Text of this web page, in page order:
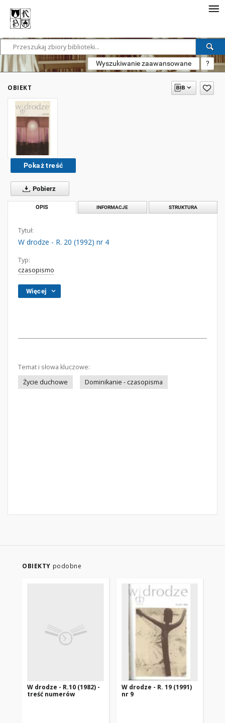
Wyszukiwanie zaawansowane ?
OBIEKT
Pokaż treść
Pobierz
OPIS INFORMACJE STRUKTURA
Tytuł:
W drodze - R. 20 (1992) nr 4
Typ:
czasopismo
Więcej
Temat i słowa kluczowe:
Życie duchowe
Dominikanie - czasopisma
OBIEKTY podobne
W drodze - R.10 (1982) -
treść numerów
W drodze - R. 19 (1991)
nr 9